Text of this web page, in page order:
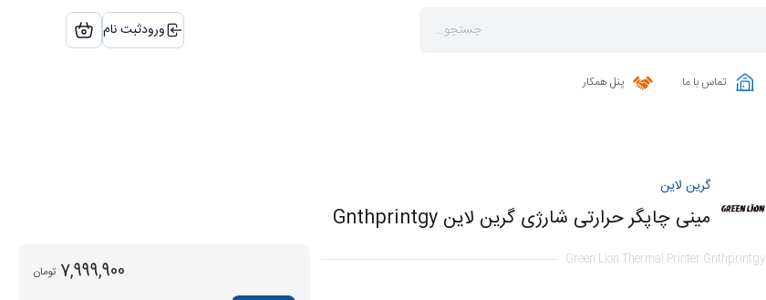
ورودثبت نام
تماس با ما پنل همکار
گرین لاین
مینی چاپگر حرارتی شارژی گرین لاین Gnthprintgy
Green Lion Thermal Printer Gnthprintgy
7,999,900 تومان